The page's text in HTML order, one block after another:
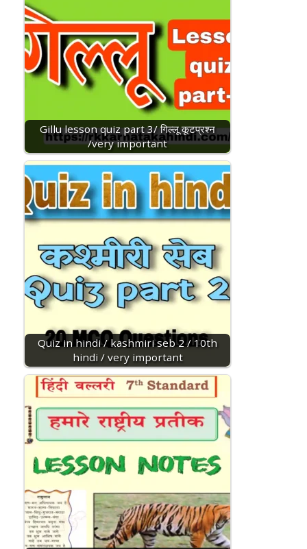
Gillu lesson quiz part 3/ गिल्लू कूटप्रश्न
/very important
Quiz in hindi / kashmiri seb 2 / 10th
hindi / very important